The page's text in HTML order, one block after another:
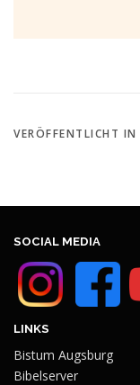
VERÖFFENTLICHT IN
SOCIAL MEDIA
LINKS
Bistum Augsburg
Bibelserver